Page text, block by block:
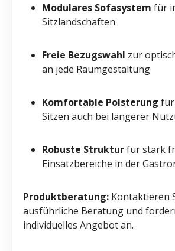
Modulares Sofasystem für
Sitzlandschaften
Freie Bezugswahl zur
an jede Raumgestaltung
Komfortable Polsterung für
Sitzen auch bei längerer
Robuste Strukturfür stark
Einsatzbereiche in der
Produktberatung: Kontaktieren
ausführliche Beratung und
individuelles Angebot an.